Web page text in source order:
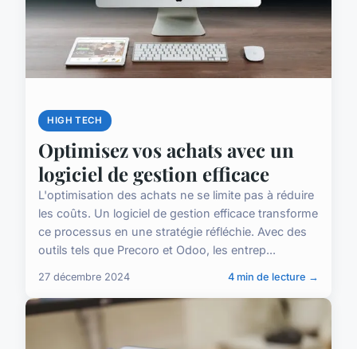
HIGH TECH
Optimisez vos achats avec un
logiciel de gestion efficace
L'optimisation des achats ne se limite pas à réduire
les coûts. Un logiciel de gestion efficace transforme
ce processus en une stratégie réfléchie. Avec des
outils tels que Precoro et Odoo, les entrep...
27 décembre 2024 4 min de lecture →